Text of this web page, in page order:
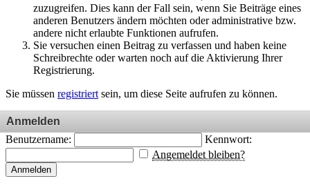
zuzugreifen. Dies kann der Fall sein, wenn Sie Beiträge eines
anderen Benutzers ändern möchten oder administrative bzw.
andere nicht erlaubte Funktionen aufrufen.
Sie versuchen einen Beitrag zu verfassen und haben keine
Schreibrechte oder warten noch auf die Aktivierung Ihrer
Registrierung.
Sie müssen registriert sein, um diese Seite aufrufen zu können.
Anmelden
Benutzername:
Kennwort:
Angemeldet bleiben?
Anmelden